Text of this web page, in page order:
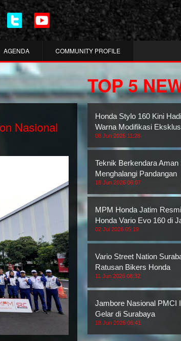
AGENDA COMMUNITY PROFILE
Nasional
TOP 5
Honda Stylo 160 Kini
Warna Modifikasi
08 Jun 2026 11:28
Teknik Berkendara Aman
Menghalangi Pandangan
18 Jun 2026 06:07
MPM Honda Jatim
Honda Vario Evo 160 di
02 Jul 2026 05:19
Vario Street Nation
Ratusan Bikers Honda
11 Jun 2026 08:32
Jambore Nasional PMCI
Gelar di Surabaya
18 Jun 2026 06:41